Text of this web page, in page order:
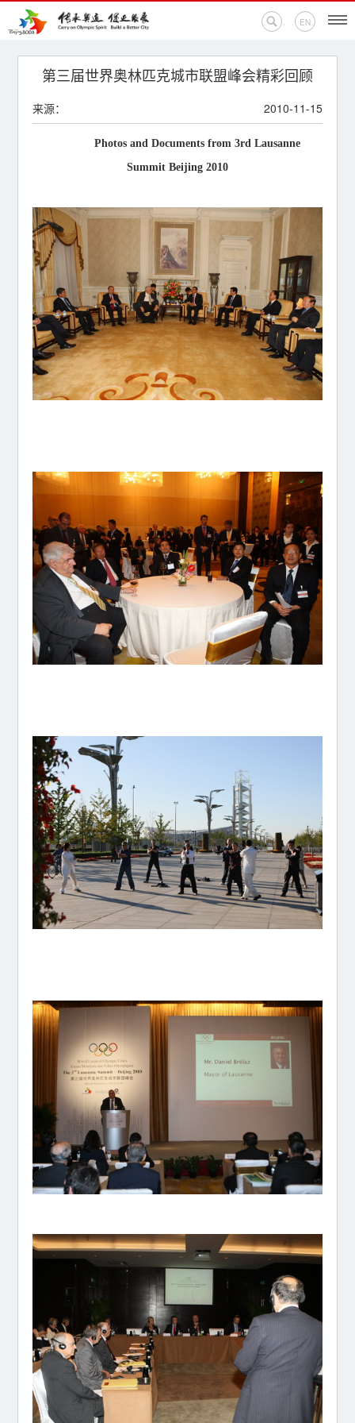
EN
首页
新闻中心
活动专题
奥促机构
奥运之家
联系我们
第三届世界奥林匹克城市联盟峰会精彩回顾
来源： 2010-11-15
Photos and Documents from 3rd Lausanne
Summit Beijing 2010